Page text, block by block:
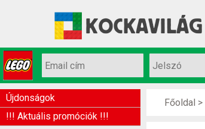
Újdonságok
!!! Aktuális promóciók !!!
Főoldal >